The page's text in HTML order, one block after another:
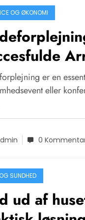
OG ØKONOMI
er en
eller
0
SUNDHED
ud af